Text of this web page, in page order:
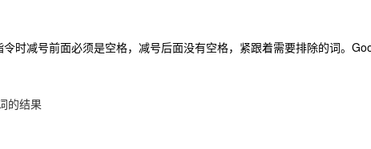
时减号前面必须是空格，减号后面没有空格，紧跟着需要排除的词。
的结果